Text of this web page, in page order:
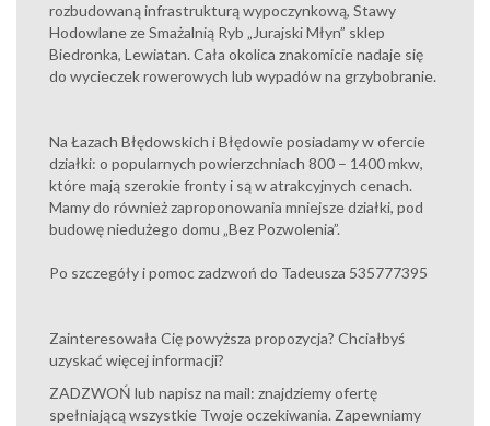
rozbudowaną infrastrukturą wypoczynkową, Stawy
Hodowlane ze Smażalnią Ryb „Jurajski Młyn” sklep
Biedronka, Lewiatan. Cała okolica znakomicie nadaje się
do wycieczek rowerowych lub wypadów na grzybobranie.
Na Łazach Błędowskich i Błędowie posiadamy w ofercie
działki: o popularnych powierzchniach 800 – 1400 mkw,
które mają szerokie fronty i są w atrakcyjnych cenach.
Mamy do również zaproponowania mniejsze działki, pod
budowę niedużego domu „Bez Pozwolenia”.
Po szczegóły i pomoc zadzwoń do Tadeusza 535777395
Zainteresowała Cię powyższa propozycja? Chciałbyś
uzyskać więcej informacji?
ZADZWOŃ lub napisz na mail: znajdziemy ofertę
spełniającą wszystkie Twoje oczekiwania. Zapewniamy